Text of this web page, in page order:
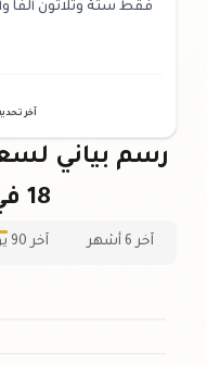
فقط ستة وثلاثون ألفاً
آخر
رسم بياني
18 في فلسطين
آخر 6 أشهر آخر 90 يوم